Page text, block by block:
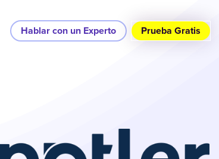
Hablar con un Experto Prueba Gratis